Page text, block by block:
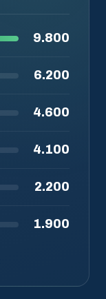
9.800
6.200
4.600
4.100
2.200
1.900